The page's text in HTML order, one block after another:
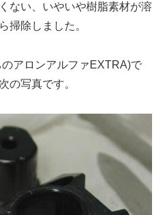
ない、いやいや樹脂素材が溶
掃除しました。
アロンアルファEXTRA)で
の写真です。